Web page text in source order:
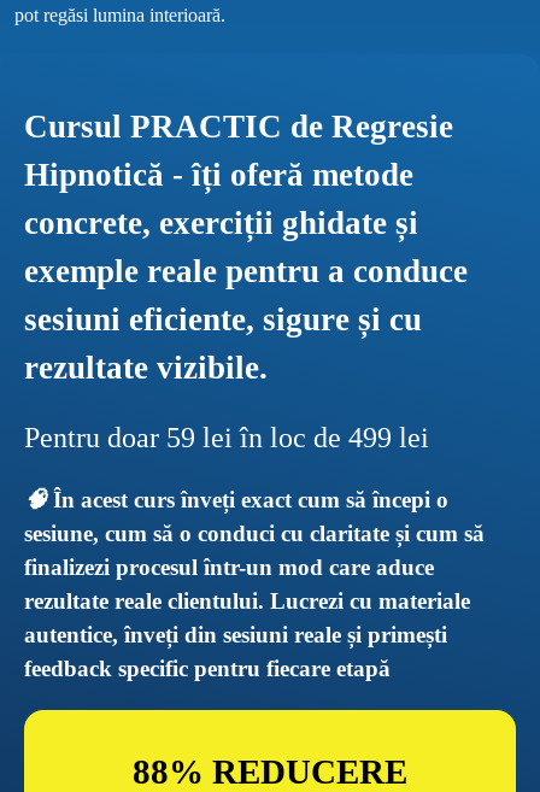
Cursul PRACTIC de Regresie
Hipnotică - îți oferă metode
concrete, exerciții ghidate și
exemple reale pentru a conduce
sesiuni eficiente, sigure și cu
rezultate vizibile.
Pentru doar 59 lei în loc de 499 lei
🧠 În acest curs înveți exact cum să începi o
sesiune, cum să o conduci cu claritate și cum să
finalizezi procesul într-un mod care aduce
rezultate reale clientului. Lucrezi cu materiale
autentice, înveți din sesiuni reale și primești
feedback specific pentru fiecare etapă
88% REDUCERE